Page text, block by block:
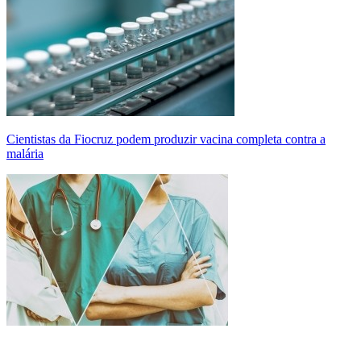
Cientistas da Fiocruz podem produzir vacina completa contra a
malária